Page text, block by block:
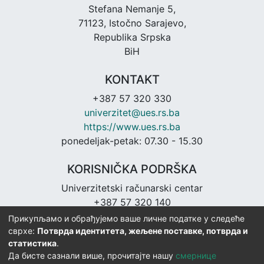
Stefana Nemanje 5,
71123, Istočno Sarajevo,
Republika Srpska
BiH
KONTAKT
+387 57 320 330
univerzitet@ues.rs.ba
https://www.ues.rs.ba
ponedeljak-petak: 07.30 - 15.30
KORISNIČKA PODRŠKA
Univerzitetski računarski centar
+387 57 320 140
urc@ues.rs.ba
https://urc.ues.rs.ba
Прикупљамо и обрађујемо ваше личне податке у следеће
сврхе: Потврда идентитета, жељене поставке, потврда и
статистика.
Да бисте сазнали више, прочитајте нашу смернице